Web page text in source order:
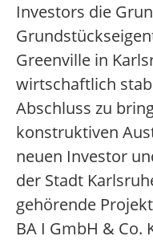
Investors die
Greenville in
wirtschaftlich
Abschluss zu
konstruktiven
neuen Investor
der Stadt
gehörende
BA I GmbH & Co.